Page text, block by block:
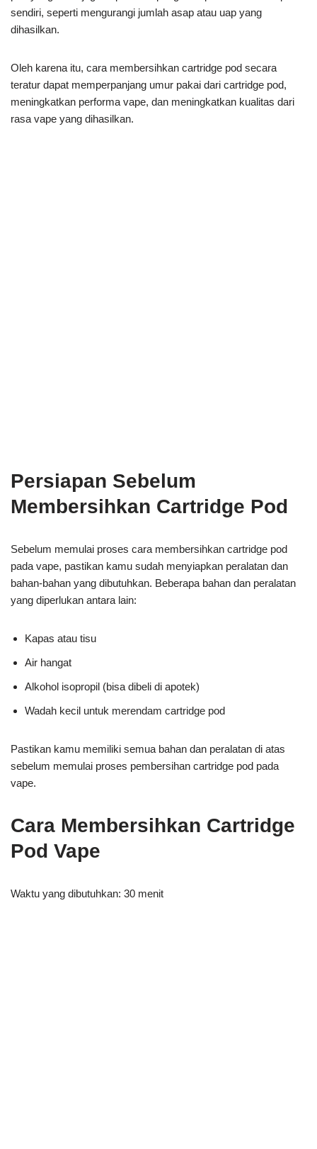
sendiri, seperti mengurangi jumlah asap atau uap yang
dihasilkan.
Oleh karena itu, cara membersihkan cartridge pod secara
teratur dapat memperpanjang umur pakai dari cartridge pod,
meningkatkan performa vape, dan meningkatkan kualitas dari
rasa vape yang dihasilkan.
Persiapan Sebelum
Membersihkan Cartridge Pod
Sebelum memulai proses cara membersihkan cartridge pod
pada vape, pastikan kamu sudah menyiapkan peralatan dan
bahan-bahan yang dibutuhkan. Beberapa bahan dan peralatan
yang diperlukan antara lain:
Kapas atau tisu
Air hangat
Alkohol isopropil (bisa dibeli di apotek)
Wadah kecil untuk merendam cartridge pod
Pastikan kamu memiliki semua bahan dan peralatan di atas
sebelum memulai proses pembersihan cartridge pod pada
vape.
Cara Membersihkan Cartridge
Pod Vape
Waktu yang dibutuhkan: 30 menit